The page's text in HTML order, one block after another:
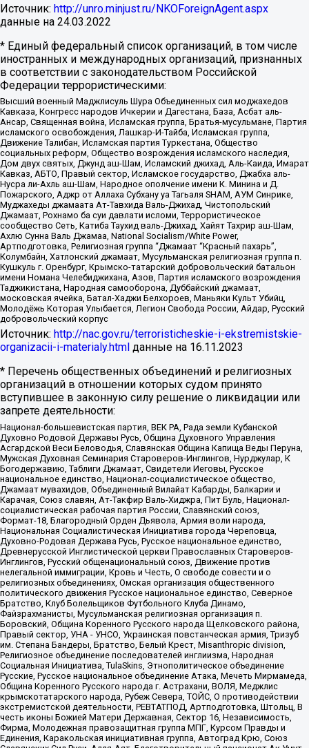
Источник: http://unro.minjust.ru/NKOForeignAgent.aspx
данные на 24.03.2022
* Единый федеральный список организаций, в том числе
иностранных и международных организаций, признанных
в соответствии с законодательством Российской
Федерации террористическими:
Высший военный Маджлисуль Шура Объединенных сил моджахедов
Кавказа, Конгресс народов Ичкерии и Дагестана, База, Асбат аль-
Ансар, Священная война, Исламская группа, Братья-мусульмане, Партия
исламского освобождения, Лашкар-И-Тайба, Исламская группа,
Движение Талибан, Исламская партия Туркестана, Общество
социальных реформ, Общество возрождения исламского наследия,
Дом двух святых, Джунд аш-Шам, Исламский джихад, Аль-Каида, Имарат
Кавказ, АБТО, Правый сектор, Исламское государство, Джабха аль-
Нусра ли-Ахль аш-Шам, Народное ополчение имени К. Минина и Д.
Пожарского, Аджр от Аллаха Субхану уа Тагьаля SHAM, АУМ Синрике,
Муджахеды джамаата Ат-Тавхида Валь-Джихад, Чистопольский
Джамаат, Рохнамо ба суи давлати исломи, Террористическое
сообщество Сеть, Катиба Таухид валь-Джихад, Хайят Тахрир аш-Шам,
Ахлю Сунна Валь Джамаа, National Socialism/White Power,
Артподготовка, Религиозная группа “Джамаат “Красный пахарь”,
Колумбайн, Хатлонский джамаат, Мусульманская религиозная группа п.
Кушкуль г. Оренбург, Крымско-татарский добровольческий батальон
имени Номана Челебиджихана, Азов, Партия исламского возрождения
Таджикистана, Народная самооборона, Дуббайский джамаат,
московская ячейка, Батал-Хаджи Белхороев, Маньяки Культ Убийц,
Молодёжь Которая Улыбается, Легион Свобода России, Айдар, Русский
добровольческий корпус
Источник: http://nac.gov.ru/terroristicheskie-i-ekstremistskie-
organizacii-i-materialy.html данные на 16.11.2023
* Перечень общественных объединений и религиозных
организаций в отношении которых судом принято
вступившее в законную силу решение о ликвидации или
запрете деятельности:
Национал-большевистская партия, ВЕК РА, Рада земли Кубанской
Духовно Родовой Державы Русь, Община Духовного Управления
Асгардской Веси Беловодья, Славянская Община Капища Веды Перуна,
Мужская Духовная Семинария Староверов-Инглингов, Нурджулар, К
Богодержавию, Таблиги Джамаат, Свидетели Иеговы, Русское
национальное единство, Национал-социалистическое общество,
Джамаат мувахидов, Объединенный Вилайат Кабарды, Балкарии и
Карачая, Союз славян, Ат-Такфир Валь-Хиджра, Пит Буль, Национал-
социалистическая рабочая партия России, Славянский союз,
Формат-18, Благородный Орден Дьявола, Армия воли народа,
Национальная Социалистическая Инициатива города Череповца,
Духовно-Родовая Держава Русь, Русское национальное единство,
Древнерусской Инглистической церкви Православных Староверов-
Инглингов, Русский общенациональный союз, Движение против
нелегальной иммиграции, Кровь и Честь, О свободе совести и о
религиозных объединениях, Омская организация общественного
политического движения Русское национальное единство, Северное
Братство, Клуб Болельщиков Футбольного Клуба Динамо,
Файзрахманисты, Мусульманская религиозная организация п.
Боровский, Община Коренного Русского народа Щелковского района,
Правый сектор, УНА - УНСО, Украинская повстанческая армия, Тризуб
им. Степана Бандеры, Братство, Белый Крест, Misanthropic division,
Религиозное объединение последователей инглиизма, Народная
Социальная Инициатива, TulaSkins, Этнополитическое объединение
Русские, Русское национальное объединение Атака, Мечеть Мирмамеда,
Община Коренного Русского народа г. Астрахани, ВОЛЯ, Меджлис
крымскотатарского народа, Рубеж Севера, ТОЙС, О противодействии
экстремистской деятельности, РЕВТАТПОД, Артподготовка, Штольц, В
честь иконы Божией Матери Державная, Сектор 16, Независимость,
Фирма, Молодежная правозащитная группа МПГ, Курсом Правды и
Единения, Каракольская инициативная группа, Автоград Крю, Союз